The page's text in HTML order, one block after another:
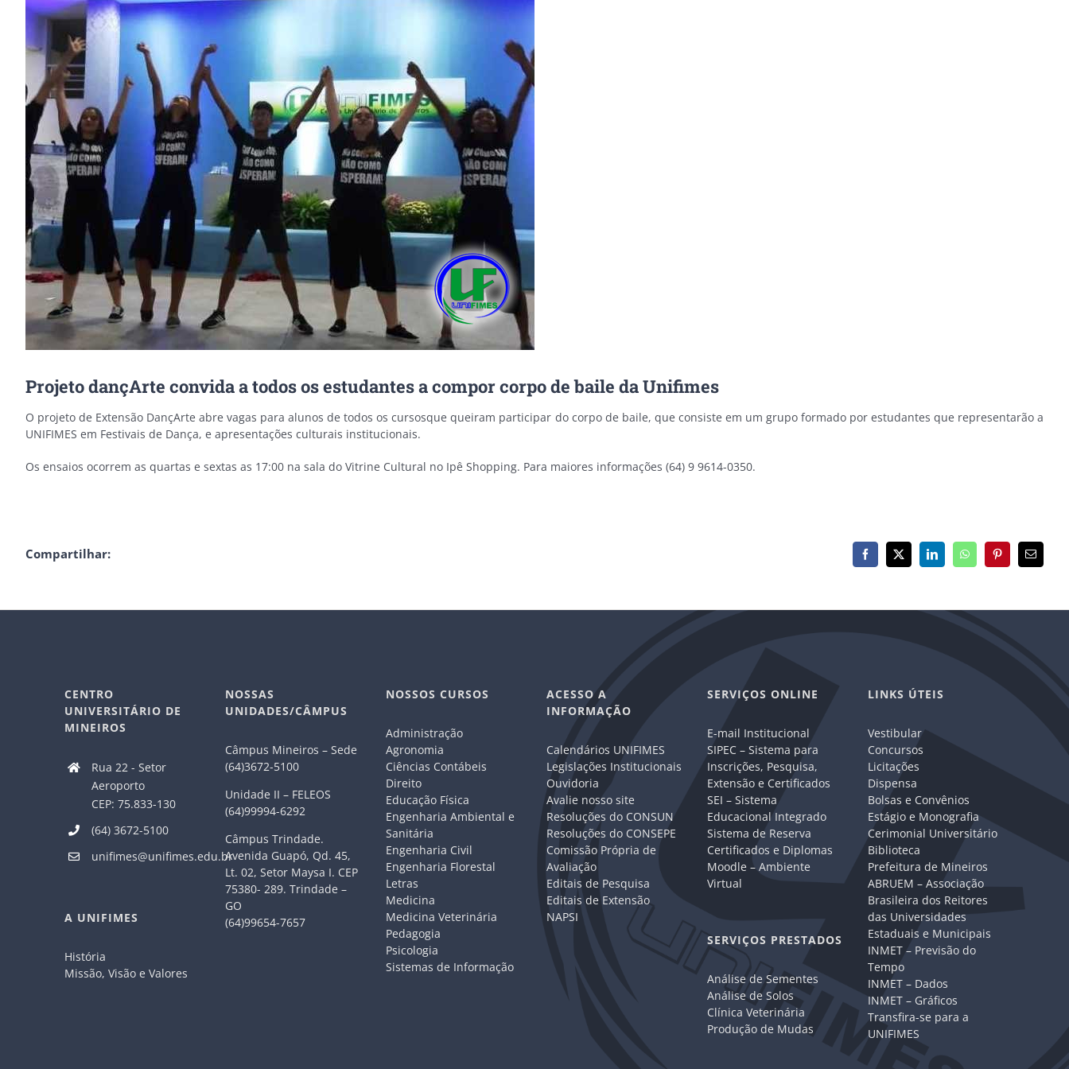
Image
Projeto dançArte convida a todos os estudantes a compor corpo de baile da Unifimes
O projeto de Extensão DançArte abre vagas para alunos de todos os cursosque queiram participar do corpo de baile, que consiste em um grupo formado por estudantes que representarão a
UNIFIMES em Festivais de Dança, e apresentações culturais institucionais.
Os ensaios ocorrem as quartas e sextas as 17:00 na sala do Vitrine Cultural no Ipê Shopping. Para maiores informações (64) 9 9614-0350.
Compartilhar: Facebook
X LinkedInWhatsAppPinterest
E-
mail
CENTRO
UNIVERSITÁRIO DE
MINEIROS
Rua 22 - Setor
Aeroporto
CEP: 75.833-130
(64) 3672-5100
unifimes@unifimes.edu.br
A UNIFIMES
História
Missão, Visão e Valores
NOSSAS
UNIDADES/CÂMPUS
Câmpus Mineiros – Sede
(64)3672-5100
Unidade II – FELEOS
(64)99994-6292
Câmpus Trindade.
Avenida Guapó, Qd. 45,
Lt. 02, Setor Maysa I. CEP
75380- 289. Trindade –
GO
(64)99654-7657
NOSSOS CURSOS
Administração
Agronomia
Ciências Contábeis
Direito
Educação Física
Engenharia Ambiental e
Sanitária
Engenharia Civil
Engenharia Florestal
Letras
Medicina
Medicina Veterinária
Pedagogia
Psicologia
Sistemas de Informação
ACESSO A
INFORMAÇÃO
Calendários UNIFIMES
Legislações Institucionais
Ouvidoria
Avalie nosso site
Resoluções do CONSUN
Resoluções do CONSEPE
Comissão Própria de
Avaliação
Editais de Pesquisa
Editais de Extensão
NAPSI
SERVIÇOS ONLINE
E-mail Institucional
SIPEC – Sistema para
Inscrições, Pesquisa,
Extensão e Certificados
SEI – Sistema
Educacional Integrado
Sistema de Reserva
Certificados e Diplomas
Moodle – Ambiente
Virtual
SERVIÇOS PRESTADOS
Análise de Sementes
Análise de Solos
Clínica Veterinária
Produção de Mudas
LINKS ÚTEIS
Vestibular
Concursos
Licitações
Dispensa
Bolsas e Convênios
Estágio e Monografia
Cerimonial Universitário
Biblioteca
Prefeitura de Mineiros
ABRUEM – Associação
Brasileira dos Reitores
das Universidades
Estaduais e Municipais
INMET – Previsão do
Tempo
INMET – Dados
INMET – Gráficos
Transfira-se para a
UNIFIMES